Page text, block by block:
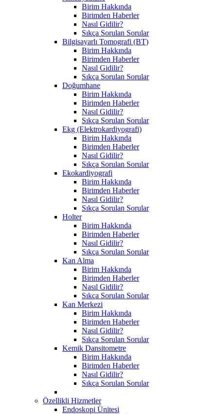
Birim Hakkında
Birimden Haberler
Nasıl Gidilir?
Sıkça Sorulan Sorular
Bilgisayarlı Tomografi (BT)
Birim Hakkında
Birimden Haberler
Nasıl Gidilir?
Sıkça Sorulan Sorular
Doğumhane
Birim Hakkında
Birimden Haberler
Nasıl Gidilir?
Sıkça Sorulan Sorular
Ekg (Elektrokardiyografi)
Birim Hakkında
Birimden Haberler
Nasıl Gidilir?
Sıkça Sorulan Sorular
Ekokardiyografi
Birim Hakkında
Birimden Haberler
Nasıl Gidilir?
Sıkça Sorulan Sorular
Holter
Birim Hakkında
Birimden Haberler
Nasıl Gidilir?
Sıkça Sorulan Sorular
Kan Alma
Birim Hakkında
Birimden Haberler
Nasıl Gidilir?
Sıkça Sorulan Sorular
Kan Merkezi
Birim Hakkında
Birimden Haberler
Nasıl Gidilir?
Sıkça Sorulan Sorular
Kemik Dansitometre
Birim Hakkında
Birimden Haberler
Nasıl Gidilir?
Sıkça Sorulan Sorular
Özellikli Hizmetler
Endoskopi Ünitesi